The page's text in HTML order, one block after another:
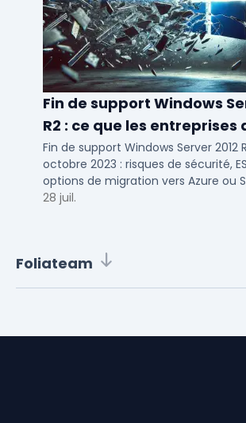
Fin de support Windows
R2 : ce que les entreprises
savoir
Fin de support Windows Server 2012
octobre 2023 : risques de sécurité,
options de migration vers Azure ou
pour TPE, PME et ETI.
28 juil.
Foliateam